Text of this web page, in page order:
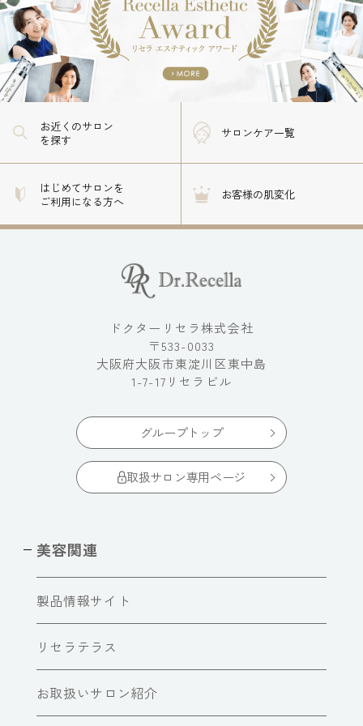
お近くのサロン
を探す
サロンケア一覧
はじめてサロンを
ご利用になる方へ
お客様の肌変化
ドクターリセラ株式会社
〒533-0033
大阪府大阪市東淀川区東中島
1-7-17リセラビル
グループトップ
取扱サロン専用ページ
美容関連
製品情報サイト
リセラテラス
お取扱いサロン紹介